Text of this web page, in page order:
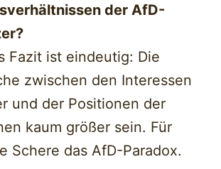
der AfD-
Fazit ist eindeutig: Die
zwischen den Interessen
und der Positionen der
kaum größer sein. Für
Schere das AfD-Paradox.